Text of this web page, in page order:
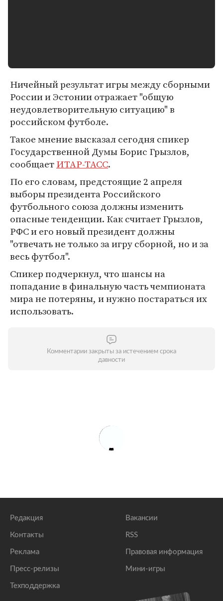
Ничейный результат игры между сборными
России и Эстонии отражает "общую
неудовлетворительную ситуацию" в
российском футболе.
Такое мнение высказал сегодня спикер
Государственной Думы Борис Грызлов,
сообщаетИТАР-ТАСС.
По его словам, предстоящие 2 апреля
выборы президента Российского
футбольного союза должны изменить
опасные тенденции. Как считает Грызлов,
РФС и его новый президент должны
"отвечать не только за игру сборной, но и за
весь футбол".
Спикер подчеркнул, что шансы на
попадание в финальную часть чемпионата
мира не потеряны, и нужно постараться их
использовать.
Комментарии закрыты за истечением срока
давности
Редакция
Контакты
Реклама
Пресс-релизы
Техподдержка
Вакансии
RSS
Правовая информация
Мини-игры